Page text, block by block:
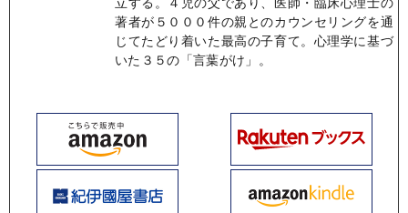
著者が５０００件の親とのカウンセリングを通
じてたどり着いた最高の子育て。心理学に基づ
いた３５の「言葉がけ」。